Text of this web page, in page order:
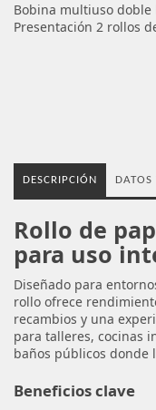
Bobina multiuso doble
Presentación 2 rollos
DESCRIPCIÓN DATOS
Rollo de
para uso
Diseñado para
rollo ofrece
recambios y una
para talleres, cocinas
baños públicos donde
Beneficios clave